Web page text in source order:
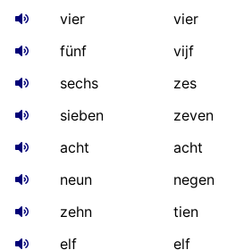
vier
vier
fünf
vijf
sechs
zes
sieben
zeven
acht
acht
neun
negen
zehn
tien
elf
elf